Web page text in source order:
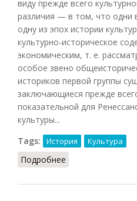
виду прежде всего
различия — в том, что одни
одну из эпох истории
культурно-историческое
экономическим, т. е.
особое звено
историков первой группы
заключающиеся прежде
показательной для
культуры...
Tags:
История Культура
Подробнее